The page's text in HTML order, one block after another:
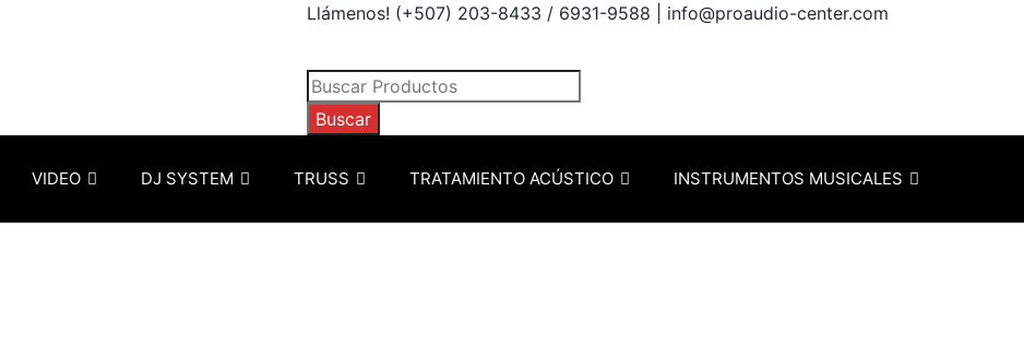
Llámenos! (+507) 203-8433 / 6931-9588 | info@proaudio-center.com
Búsqueda
de
productos
Buscar
VIDEO DJ SYSTEM TRUSS TRATAMIENTO ACÚSTICO INSTRUMENTOS MUSICALES